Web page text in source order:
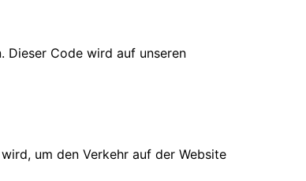
Dieser Code wird auf unseren
um den Verkehr auf der Website